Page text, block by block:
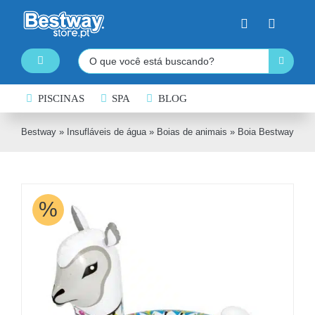
content
Toggle
PISCINAS DESMONTÁVEIS
SPA INSUFLÁVEL
BARCOS INSUFLÁVEIS
INSUFLÁVEIS DE ÁGUA
EQUIPAMENTO DE NATAÇÃO
COLCHÕES INSUFLÁVEIS
Pesquisar
PISCINAS SPA BLOG
Bestway» Insufláveis de água» Boias de animais » Boia Bestway®
%